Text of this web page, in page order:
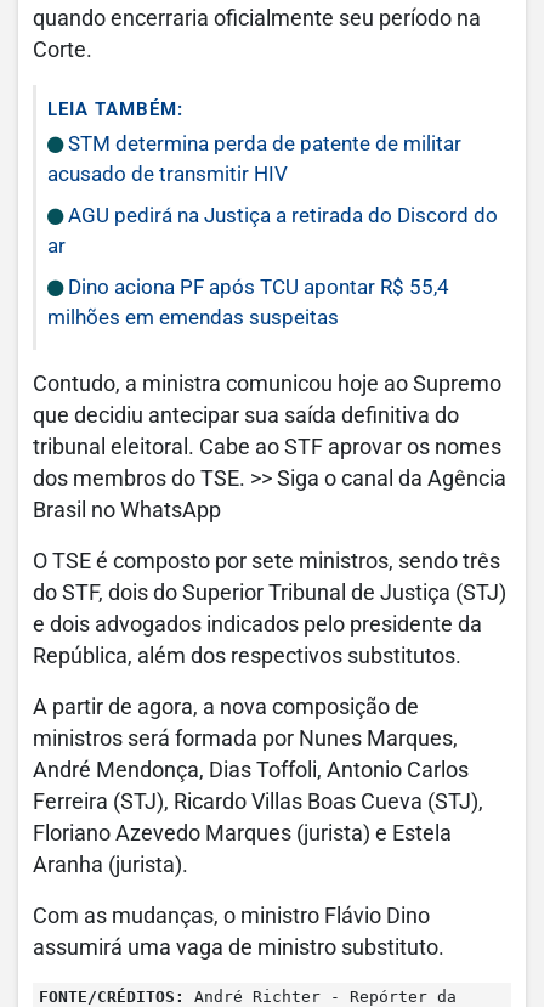
quando encerraria oficialmente seu período na
Corte.
LEIA TAMBÉM:
STM determina perda de patente de militar
acusado de transmitir HIV
AGU pedirá na Justiça a retirada do Discord do
ar
Dino aciona PF após TCU apontar R$ 55,4
milhões em emendas suspeitas
Contudo, a ministra comunicou hoje ao Supremo
que decidiu antecipar sua saída definitiva do
tribunal eleitoral. Cabe ao STF aprovar os nomes
dos membros do TSE. >> Siga o canal da Agência
Brasil no WhatsApp
O TSE é composto por sete ministros, sendo três
do STF, dois do Superior Tribunal de Justiça (STJ)
e dois advogados indicados pelo presidente da
República, além dos respectivos substitutos.
A partir de agora, a nova composição de
ministros será formada por Nunes Marques,
André Mendonça, Dias Toffoli, Antonio Carlos
Ferreira (STJ), Ricardo Villas Boas Cueva (STJ),
Floriano Azevedo Marques (jurista) e Estela
Aranha (jurista).
Com as mudanças, o ministro Flávio Dino
assumirá uma vaga de ministro substituto.
FONTE/CRÉDITOS:
André Richter - Repórter da